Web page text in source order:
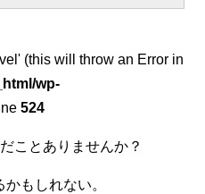
(this will throw an Error in
wp-
524
ことありませんか？
もしれない。